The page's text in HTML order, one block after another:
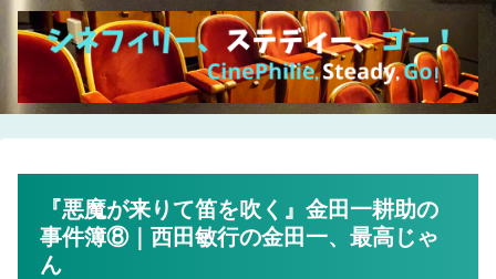
『悪魔が来りて笛を吹く』金田一耕助の
事件簿⑧｜西田敏行の金田一、最高じゃ
ん